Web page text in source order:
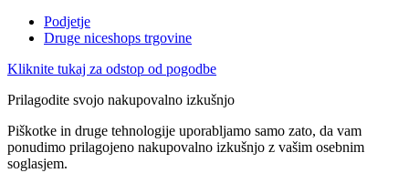
Podjetje
Druge niceshops trgovine
Kliknite tukaj za odstop od pogodbe
Prilagodite svojo nakupovalno izkušnjo
Piškotke in druge tehnologije uporabljamo samo zato, da vam
ponudimo prilagojeno nakupovalno izkušnjo z vašim osebnim
soglasjem.